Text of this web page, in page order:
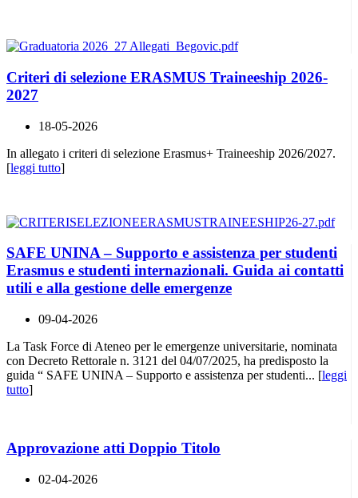
Criteri di selezione ERASMUS Traineeship 2026-
2027
18-05-2026
In allegato i criteri di selezione Erasmus+ Traineeship 2026/2027.
[leggi tutto]
SAFE UNINA – Supporto e assistenza per studenti
Erasmus e studenti internazionali. Guida ai contatti
utili e alla gestione delle emergenze
09-04-2026
La Task Force di Ateneo per le emergenze universitarie, nominata
con Decreto Rettorale n. 3121 del 04/07/2025, ha predisposto la
guida “ SAFE UNINA – Supporto e assistenza per studenti... [leggi
tutto]
Approvazione atti Doppio Titolo
02-04-2026